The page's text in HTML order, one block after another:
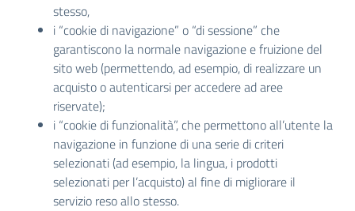
stesso,
i “cookie di navigazione” o “di sessione” che
garantiscono la normale navigazione e fruizione del
sito web (permettendo, ad esempio, di realizzare un
acquisto o autenticarsi per accedere ad aree
riservate);
i “cookie di funzionalità”, che permettono all’utente la
navigazione in funzione di una serie di criteri
selezionati (ad esempio, la lingua, i prodotti
selezionati per l’acquisto) al fine di migliorare il
servizio reso allo stesso.